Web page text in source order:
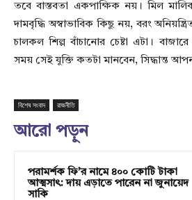
তবে বাস্তবতা একপাক্ষিক নয়। মিল
দামবৃদ্ধি অস্বাভাবিক কিছু নয়, বরং
চালকল শিল্প বাঁচানোর চেষ্টা এটা।
সময় সেই যুক্তি কতটা মানবেন, সিদ্ধান্ত
বিশেষ সংবাদ রাজনীতি
আরো পড়ুন
পরামর্শক ফি’র নামে ৪০০ কোটি টাকা
আত্মসাৎ: দায় এড়াতে পারেন না জুনায়েদ
সাকি